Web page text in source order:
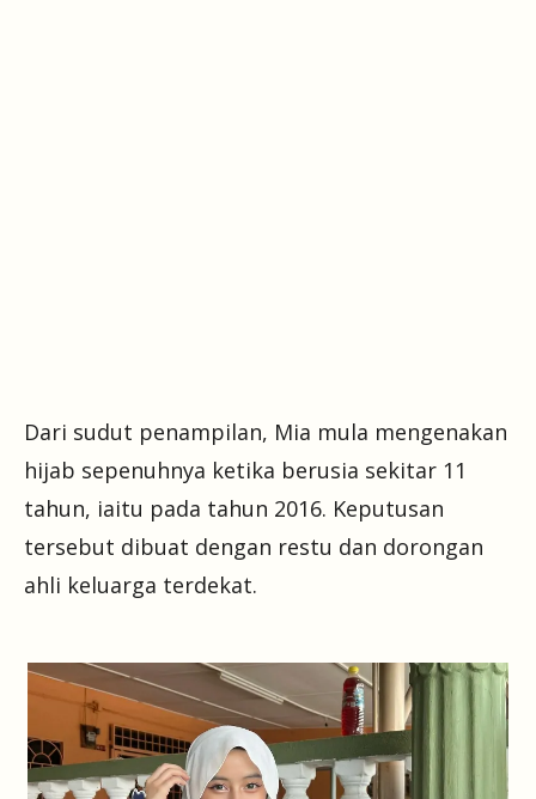
Dari sudut penampilan, Mia mula mengenakan
hijab sepenuhnya ketika berusia sekitar 11
tahun, iaitu pada tahun 2016. Keputusan
tersebut dibuat dengan restu dan dorongan
ahli keluarga terdekat.